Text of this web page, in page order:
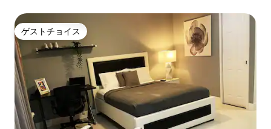
ゲストチョイス
ゲストチョイス